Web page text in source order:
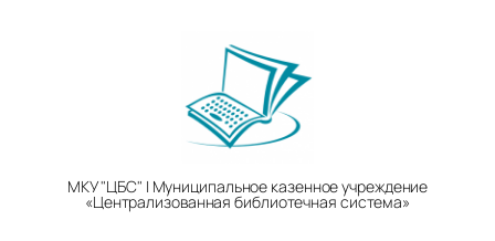
МКУ "ЦБС" | Муниципальное казенное учреждение
«Централизованная библиотечная система»